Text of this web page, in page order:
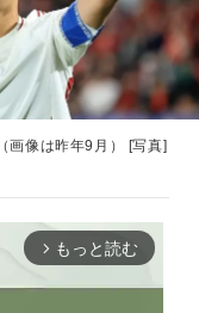
画像は昨年9月） [写真]
arrow_forward_ios もっと読む